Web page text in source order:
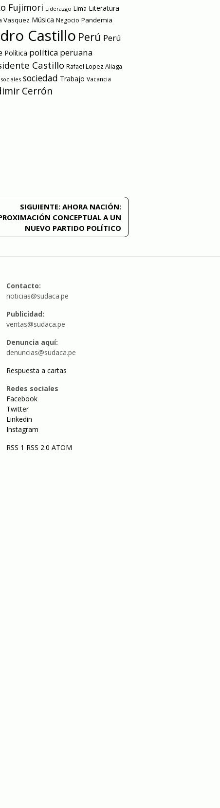
Fujimori Liderazgo Lima Literatura
Vasquez Música Negocio Pandemia
Castillo Perú Perú
Política política peruana
Castillo Rafael Lopez Aliaga
sociedad Trabajo Vacancia
Cerrón
SIGUIENTE: AHORA NACIÓN:
CONCEPTUAL A UN
NUEVO PARTIDO POLÍTICO
Contacto:
noticias@sudaca.pe
Publicidad:
ventas@sudaca.pe
Denuncia aquí:
denuncias@sudaca.pe
Respuesta a cartas
Redes sociales
Facebook
Twitter
Linkedin
Instagram
RSS 1 RSS 2.0 ATOM